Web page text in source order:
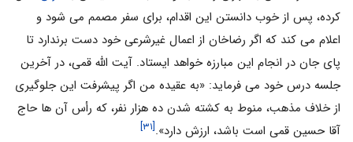
کرده، پس از خوب دانستن این اقدام، برای سفر مصمم می شود و
اعلام می کند که اگر رضاخان از اعمال غیرشرعی خود دست برندارد تا
پای جان در انجام این مبارزه خواهد ایستاد. آیت الله قمی، در آخرین
جلسه‌ درس خود می فرماید: «به عقیده‌ من اگر پیشرفت این جلوگیری
از خلاف مذهب، منوط به کشته شدن ده هزار نفر، که رأس آن ها حاج
آقا حسین قمی است باشد، ارزش دارد».[۳۱]